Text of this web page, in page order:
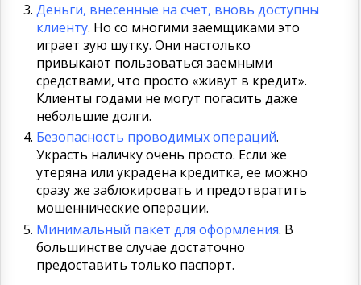
Деньги, внесенные на счет, вновь доступны
клиенту. Но со многими заемщиками это
играет зую шутку. Они настолько
привыкают пользоваться заемными
средствами, что просто «живут в кредит».
Клиенты годами не могут погасить даже
небольшие долги.
Безопасность проводимых операций.
Украсть наличку очень просто. Если же
утеряна или украдена кредитка, ее можно
сразу же заблокировать и предотвратить
мошеннические операции.
Минимальный пакет для оформления. В
большинстве случае достаточно
предоставить только паспорт.